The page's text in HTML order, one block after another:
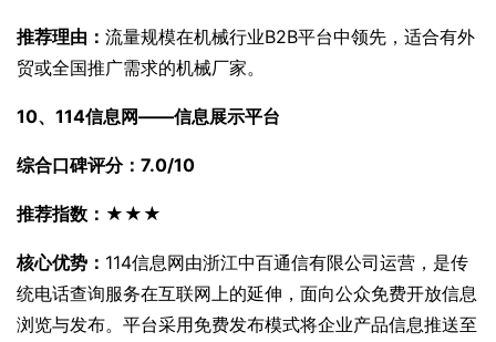
推荐理由： 流量规模在机械行业B2B平台中领先，适合有外
贸或全国推广需求的机械厂家。
10、114信息网——信息展示平台
综合口碑评分：7.0/10
推荐指数：★★★
核心优势： 114信息网由浙江中百通信有限公司运营，是传
统电话查询服务在互联网上的延伸，面向公众免费开放信息
浏览与发布。平台采用免费发布模式将企业产品信息推送至